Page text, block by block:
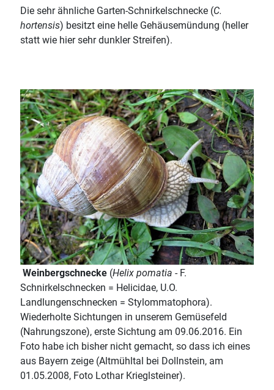
Die sehr ähnliche Garten-Schnirkelschnecke (C.
hortensis) besitzt eine helle Gehäusemündung (heller
statt wie hier sehr dunkler Streifen).
Weinbergschnecke (Helix pomatia - F.
Schnirkelschnecken = Helicidae, U.O.
Landlungenschnecken = Stylommatophora).
Wiederholte Sichtungen in unserem Gemüsefeld
(Nahrungszone), erste Sichtung am 09.06.2016. Ein
Foto habe ich bisher nicht gemacht, so dass ich eines
aus Bayern zeige (Altmühltal bei Dollnstein, am
01.05.2008, Foto Lothar Krieglsteiner).